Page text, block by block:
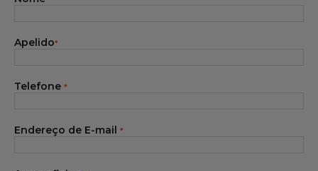
Orçamento online
A marca
Serviços
Apelido*
Telefone *
Endereço de E-mail *